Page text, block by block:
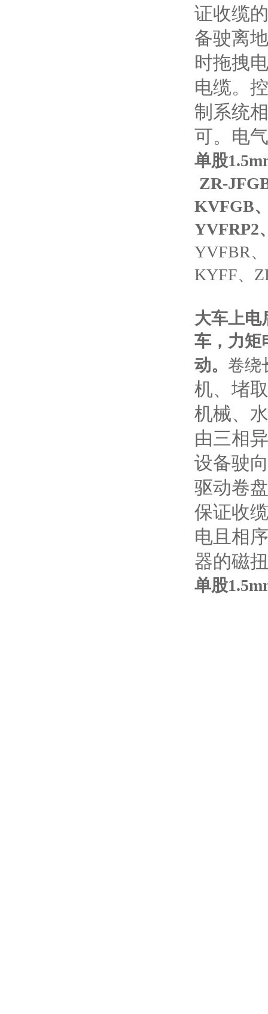
证收缆
备驶离
时拖拽
电缆。
制系统
可。电
单股
ZR-
KVFGB
YVFRP2
YVFBR
KYFF、
大车上电
车，力矩
动。 卷绕
机、堵
机械、
由三相
设备驶
驱动卷
保证收
电且相
器的磁
单股